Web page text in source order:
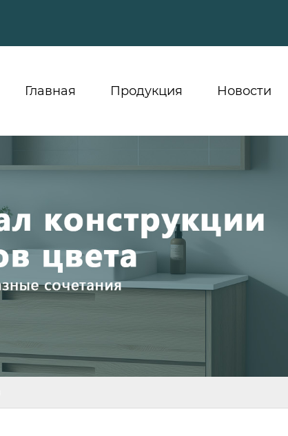
Главная Продукция Новости